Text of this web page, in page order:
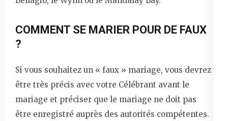
COMMENT SE MARIER POUR DE FAUX
?
Si vous souhaitez un « faux » mariage, vous devrez
être très précis avec votre Célébrant avant le
mariage et préciser que le mariage ne doit pas
être enregistré auprès des autorités compétentes.